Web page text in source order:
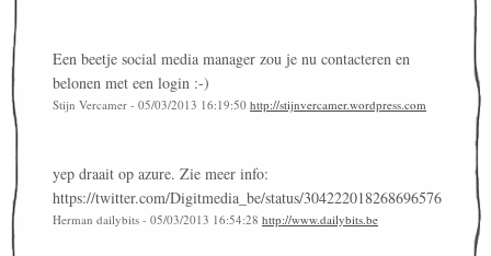
Een beetje social media manager zou je nu contacteren en
belonen met een login :-)
Stijn Vercamer - 05/03/2013 16:19:50 http://stijnvercamer.wordpress.com
yep draait op azure. Zie meer info:
https://twitter.com/Digitmedia_be/status/304222018268696576
Herman dailybits - 05/03/2013 16:54:28 http://www.dailybits.be